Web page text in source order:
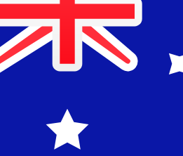
Leveranstider för internationella
Bank från Schweiz till
betalningsmetod och
internationella banköverföringar
Faktorer som helgdagar och
också påverka leveransen.